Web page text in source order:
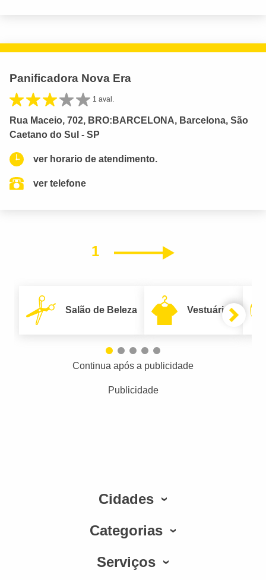
Panificadora Nova Era
1 aval.
Rua Maceio, 702, BRO:BARCELONA, Barcelona, São
Caetano do Sul - SP
ver horario de atendimento.
ver telefone
1 Próximo
Salão de Beleza Vestuário
Continua após a publicidade
Publicidade
Cidades
Categorias
Serviços